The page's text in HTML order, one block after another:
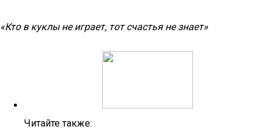
«Кто в куклы не играет, тот счастья не знает»
Читайте также: